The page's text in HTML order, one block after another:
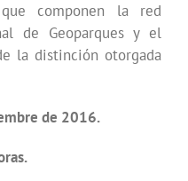
componen la red
de Geoparques y el
la distinción otorgada
de 2016.